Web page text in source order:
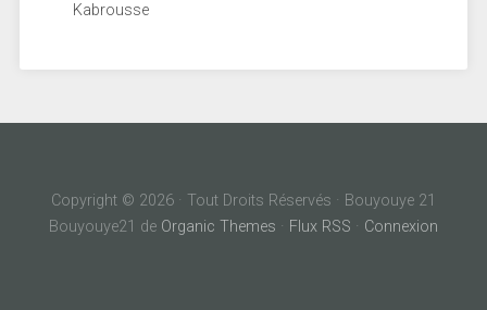
Kabrousse
Copyright © 2026 · Tout Droits Réservés · Bouyouye 21
Bouyouye21 de Organic Themes · Flux RSS · Connexion